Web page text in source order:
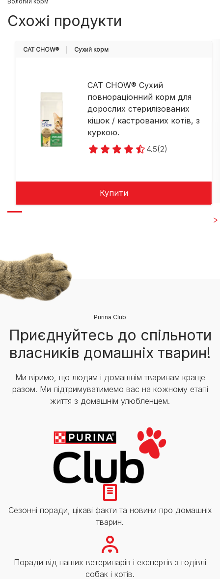
Схожі продукти
CAT CHOW® Cухий корм
CAT CHOW® Сухий
повнораціонний корм для
дорослих стерилізованих
кішок / кастрованих котів, з
куркою.
4.5(2)
Купити
Purina Club
Приєднуйтесь до спільноти
власників домашніх тварин!
Ми віримо, що людям і домашнім тваринам краще
разом. Ми підтримуватимемо вас на кожному етапі
життя з домашнім улюбленцем.
Сезонні поради, цікаві факти та новини про домашніх
тварин.
Поради від наших ветеринарів і експертів з годівлі
собак і котів.